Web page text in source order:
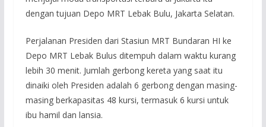
dengan tujuan Depo MRT Lebak Bulu, Jakarta Selatan.
Perjalanan Presiden dari Stasiun MRT Bundaran HI ke
Depo MRT Lebak Bulus ditempuh dalam waktu kurang
lebih 30 menit. Jumlah gerbong kereta yang saat itu
dinaiki oleh Presiden adalah 6 gerbong dengan masing-
masing berkapasitas 48 kursi, termasuk 6 kursi untuk
ibu hamil dan lansia.